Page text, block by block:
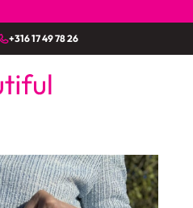
+316 17 49 78 26